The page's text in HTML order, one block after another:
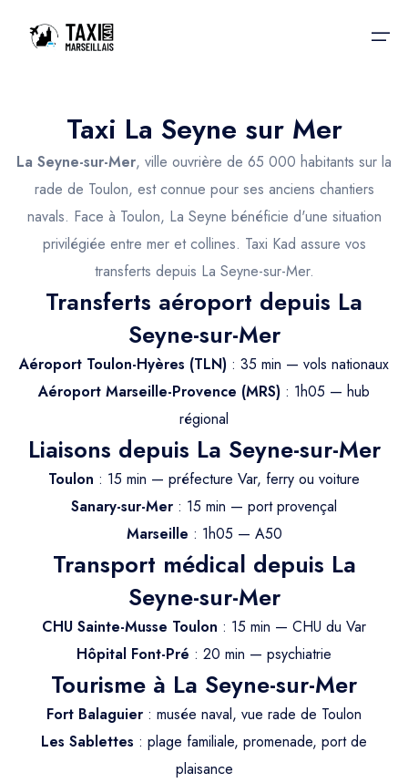
Accueil
Nos services
Nos services
Taxis Aéroport
Trajet Gare SNCF
Trajet Port croisière
Trajet Séminaire
Trajet Santé
Trajet Longue Distance
Taxis aéroport
Réservation
Actualités & évènements
Contactez-nous
Taxi La Seyne sur Mer
La Seyne-sur-Mer, ville ouvrière de 65 000 habitants sur la
rade de Toulon, est connue pour ses anciens chantiers
navals. Face à Toulon, La Seyne bénéficie d'une situation
privilégiée entre mer et collines. Taxi Kad assure vos
transferts depuis La Seyne-sur-Mer.
Transferts aéroport depuis La
Seyne-sur-Mer
Aéroport Toulon-Hyères (TLN) : 35 min — vols nationaux
Aéroport Marseille-Provence (MRS) : 1h05 — hub
régional
Liaisons depuis La Seyne-sur-Mer
Toulon : 15 min — préfecture Var, ferry ou voiture
Sanary-sur-Mer : 15 min — port provençal
Marseille : 1h05 — A50
Transport médical depuis La
Seyne-sur-Mer
CHU Sainte-Musse Toulon : 15 min — CHU du Var
Hôpital Font-Pré : 20 min — psychiatrie
Tourisme à La Seyne-sur-Mer
Fort Balaguier : musée naval, vue rade de Toulon
Les Sablettes : plage familiale, promenade, port de
plaisance